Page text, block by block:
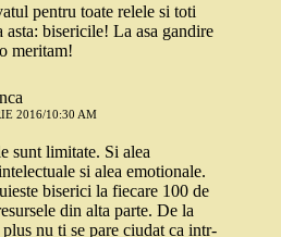
pentru toate relele si toti
bisericile! La asa gandire
meritam!
2016/10:30 AM
sunt limitate. Si alea
si alea emotionale.
biserici la fiecare 100 de
din alta parte. De la
nu ti se pare ciudat ca intr-